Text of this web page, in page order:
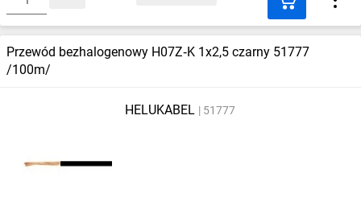
Przewód bezhalogenowy H07Z‑K 1x2,5 czarny 51777
/100m/
HELUKABEL 51777